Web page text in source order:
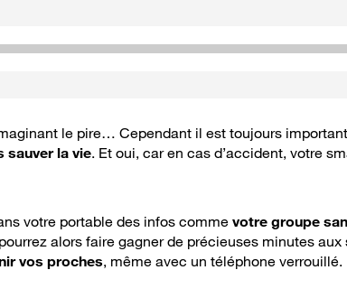
le pire… Cependant il est toujours
sauver la vie. Et oui, car en cas d’accident, votre
votre portable des infos comme votre groupe
alors faire gagner de précieuses minutes
vos proches, même avec un téléphone verrouillé.